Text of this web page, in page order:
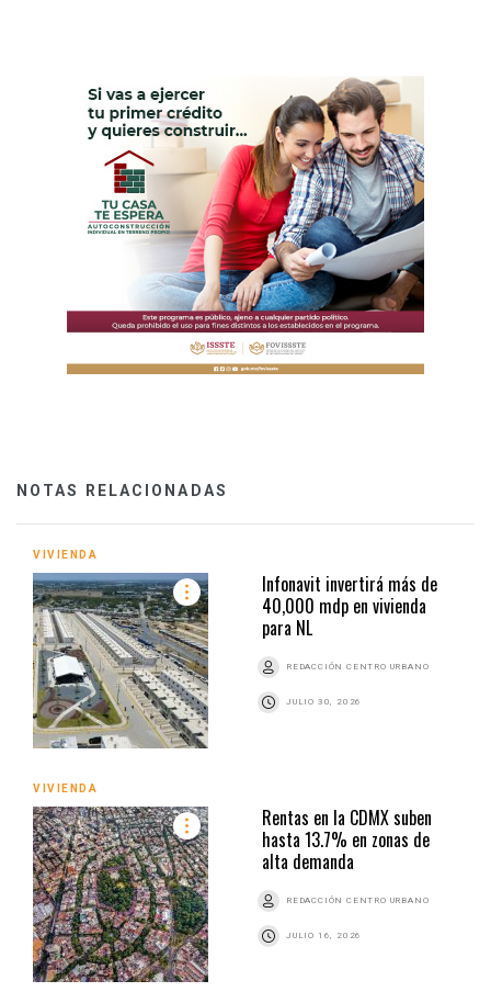
NOTAS RELACIONADAS
VIVIENDA
Infonavit invertirá más de
40,000 mdp en vivienda
para NL
REDACCIÓN CENTRO URBANO
JULIO 30, 2026
VIVIENDA
Rentas en la CDMX suben
hasta 13.7% en zonas de
alta demanda
REDACCIÓN CENTRO URBANO
JULIO 16, 2026